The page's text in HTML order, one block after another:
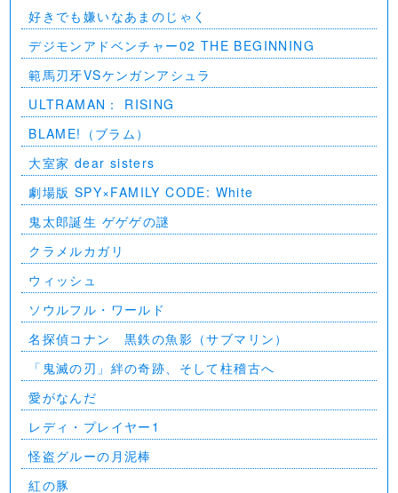
好きでも嫌いなあまのじゃく
デジモンアドベンチャー02 THE BEGINNING
範馬刃牙VSケンガンアシュラ
ULTRAMAN： RISING
BLAME!（ブラム）
大室家 dear sisters
劇場版 SPY×FAMILY CODE: White
⻤太郎誕生 ゲゲゲの謎
クラメルカガリ
ウィッシュ
ソウルフル・ワールド
名探偵コナン 黒鉄の魚影（サブマリン）
「鬼滅の刃」絆の奇跡、そして柱稽古へ
愛がなんだ
レディ・プレイヤー1
怪盗グルーの月泥棒
紅の豚